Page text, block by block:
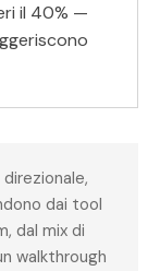
il 40% —
dai tool
dal mix di
walkthrough